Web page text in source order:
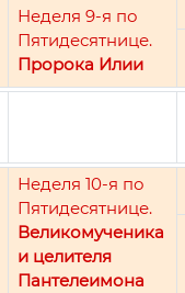
Неделя 9-я по
Пятидесятнице.
Пророка Илии
Неделя 10-я по
Пятидесятнице.
Великомученика
и целителя
Пантелеимона